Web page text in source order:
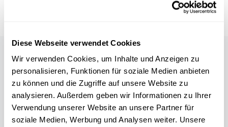
Diese Webseite verwendet Cookies
Wir verwenden Cookies, um Inhalte und Anzeigen zu
personalisieren, Funktionen für soziale Medien anbieten
zu können und die Zugriffe auf unsere Website zu
analysieren. Außerdem geben wir Informationen zu Ihrer
Verwendung unserer Website an unsere Partner für
soziale Medien, Werbung und Analysen weiter. Unsere